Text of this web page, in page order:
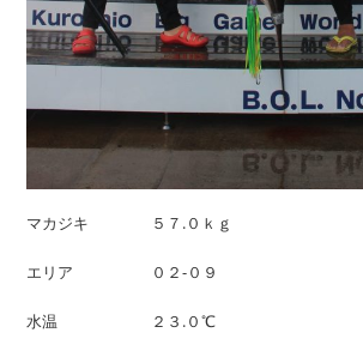
マカジキ ５７.０ｋｇ
エリア ０２-０９
水温 ２３.０℃